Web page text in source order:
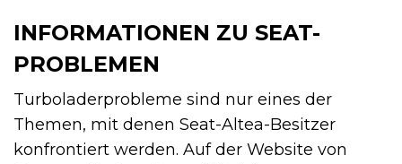
INFORMATIONEN ZU SEAT-
PROBLEMEN
Turboladerprobleme sind nur eines der
Themen, mit denen Seat-Altea-Besitzer
konfrontiert werden. Auf der Website von